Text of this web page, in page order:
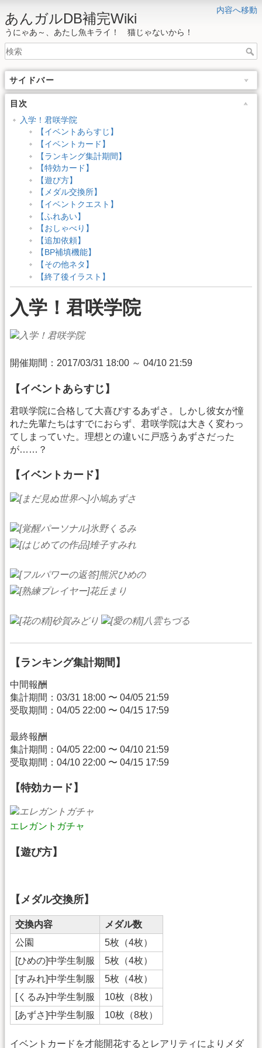
内容へ移動
あんガルDB補完Wiki
うにゃあ～、あたし魚キライ！ 猫じゃないから！
サイドバー
目次
入学！君咲学院
【イベントあらすじ】
【イベントカード】
【ランキング集計期間】
【特効カード】
【遊び方】
【メダル交換所】
【イベントクエスト】
【ふれあい】
【おしゃべり】
【追加依頼】
【BP補填機能】
【その他ネタ】
【終了後イラスト】
入学！君咲学院
開催期間：2017/03/31 18:00 ～ 04/10 21:59
【イベントあらすじ】
君咲学院に合格して大喜びするあずさ。しかし彼女が憧
れた先輩たちはすでにおらず、君咲学院は大きく変わっ
てしまっていた。理想との違いに戸惑うあずさだった
が……？
【イベントカード】
【ランキング集計期間】
中間報酬
集計期間：03/31 18:00 〜 04/05 21:59
受取期間：04/05 22:00 〜 04/15 17:59
最終報酬
集計期間：04/05 22:00 〜 04/10 21:59
受取期間：04/10 22:00 〜 04/15 17:59
【特効カード】
エレガントガチャ
【遊び方】
【メダル交換所】
交換内容
メダル数
公園
5枚（4枚）
[ひめの]中学生制服
5枚（4枚）
[すみれ]中学生制服
5枚（4枚）
[くるみ]中学生制服
10枚（8枚）
[あずさ]中学生制服
10枚（8枚）
イベントカードを才能開花するとレアリティによりメダ